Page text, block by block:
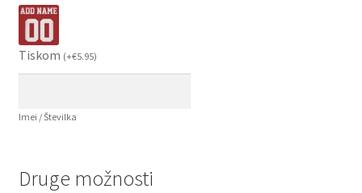
Tiskom (+€5.95)
Imei / Številka
Druge možnosti